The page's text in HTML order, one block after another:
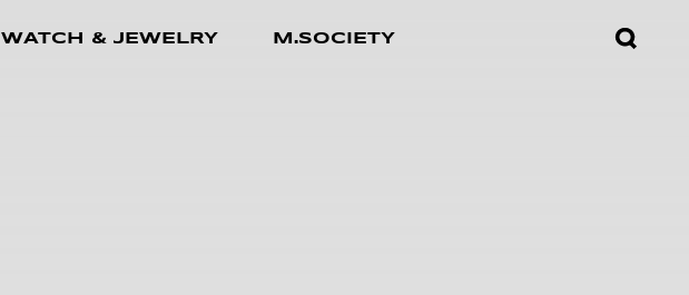
WATCH & JEWELRY M.SOCIETY